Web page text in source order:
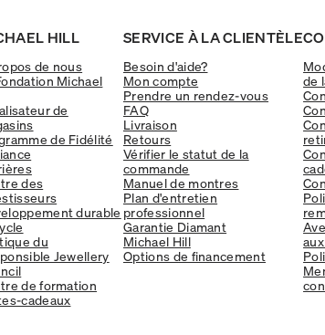
HILL
de nous
Michael
de
de Fidélité
des
durable
du
Jewellery
de formation
cadeaux
SERVICE À LA CLIENTÈLE
Besoin d'aide?
Mon compte
Prendre un rendez-vous
FAQ
Livraison
Retours
Vérifier le statut de la
commande
Manuel de montres
Plan d'entretien
professionnel
Garantie Diamant
Michael Hill
Options de financement
de